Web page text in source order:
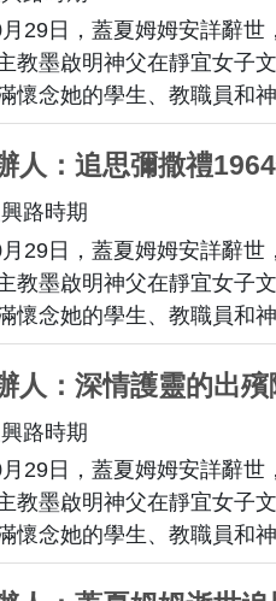
聖瞬間，送葬者在蓋夏姆
中華女子教育的先驅，
地。
29日，蓋夏姆姆安詳辭
教墨啟明神父在靜宜女子
懷念她的學生、教職員和
圈與輓聯，場面莊重肅穆
著靈柩的移動，學生和教
人：追思彌撒禮
路時期
29日，蓋夏姆姆安詳辭
教墨啟明神父在靜宜女子
懷念她的學生、教職員和
圈與輓聯，場面莊重肅穆
人：深情護靈的出
路時期
29日，蓋夏姆姆安詳辭
教墨啟明神父在靜宜女子
懷念她的學生、教職員和
圈與輓聯，場面莊重肅穆